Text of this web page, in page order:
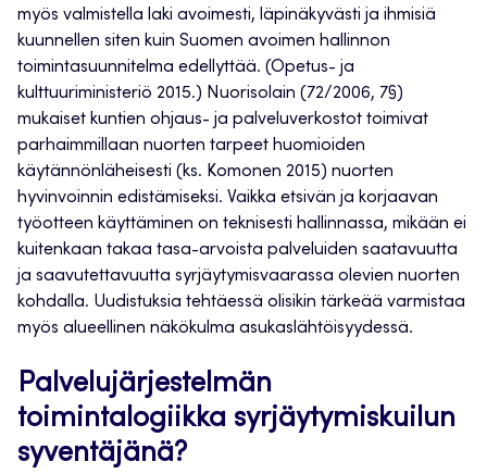
myös valmistella laki avoimesti, läpinäkyvästi ja ihmisiä
kuunnellen siten kuin Suomen avoimen hallinnon
toimintasuunnitelma edellyttää. (Opetus- ja
kulttuuriministeriö 2015.) Nuorisolain (72/2006, 7§)
mukaiset kuntien ohjaus- ja palveluverkostot toimivat
parhaimmillaan nuorten tarpeet huomioiden
käytännönläheisesti (ks. Komonen 2015) nuorten
hyvinvoinnin edistämiseksi. Vaikka etsivän ja korjaavan
työotteen käyttäminen on teknisesti hallinnassa, mikään ei
kuitenkaan takaa tasa-arvoista palveluiden saatavuutta
ja saavutettavuutta syrjäytymisvaarassa olevien nuorten
kohdalla. Uudistuksia tehtäessä olisikin tärkeää varmistaa
myös alueellinen näkökulma asukaslähtöisyydessä.
Palvelujärjestelmän
toimintalogiikka syrjäytymiskuilun
syventäjänä?